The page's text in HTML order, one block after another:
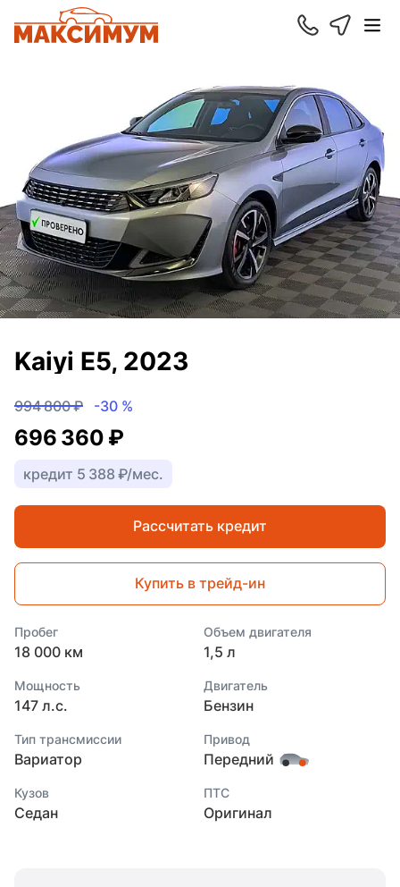
Kaiyi E5, 2023
994 800 ₽ -30 %
696 360 ₽
кредит 5 388 ₽/мес.
Рассчитать кредит
Купить в трейд-ин
Пробег
18 000 км
Объем двигателя
1,5 л
Мощность
147 л.с.
Двигатель
Бензин
Тип трансмиссии
Вариатор
Привод
Передний
Кузов
Седан
ПТС
Оригинал